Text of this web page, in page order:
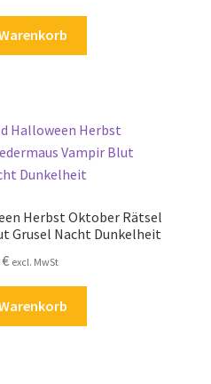
Herbst Oktober Rätsel
Grusel Nacht Dunkelheit
€ excl. MwSt